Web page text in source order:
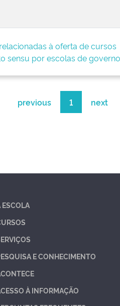
à oferta de cursos
sensu por escolas de governo
previous 1 next
ESCOLA
E CONHECIMENTO
À INFORMAÇÃO